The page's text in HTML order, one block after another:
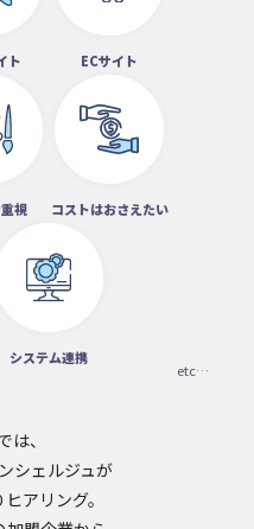
ト ECサイト
視 コストはおさえたい
システム連携
etc…
は、
シェルジュが
アリング。